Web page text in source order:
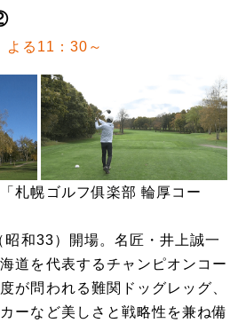
よる11：30～
札幌ゴルフ俱楽部 輪厚コー
和33）開場。名匠・井上誠一
道を代表するチャンピオンコー
が問われる難関ドッグレッグ、
ーなど美しさと戦略性を兼ね備